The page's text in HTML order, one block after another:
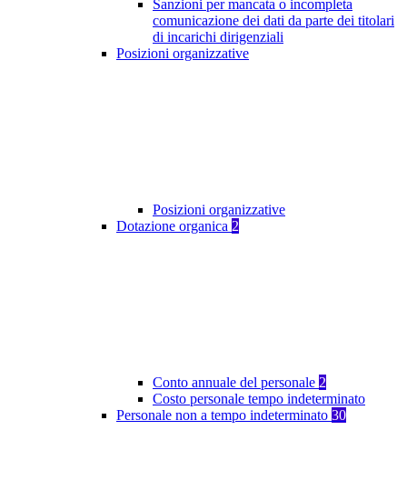
Sanzioni per mancata o incompleta
comunicazione dei dati da parte dei titolari
di incarichi dirigenziali
Posizioni organizzative
Posizioni organizzative
Dotazione organica 2
Conto annuale del personale 2
Costo personale tempo indeterminato
Personale non a tempo indeterminato 30